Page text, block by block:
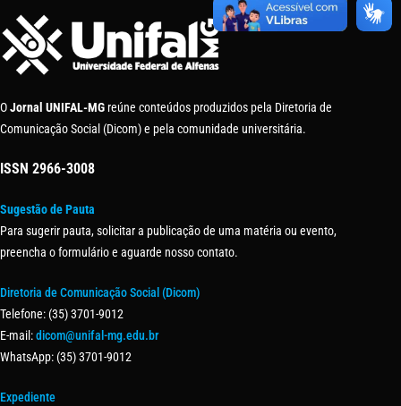
OJornal UNIFAL-MG reúne conteúdos produzidos pela Diretoria de
Comunicação Social (Dicom) e pela comunidade universitária.
ISSN 2966-3008
Sugestão de Pauta
Para sugerir pauta, solicitar a publicação de uma matéria ou evento,
preencha o formulário e aguarde nosso contato.
Diretoria de Comunicação Social (Dicom)
Telefone: (35) 3701-9012
E-mail:dicom@unifal-mg.edu.br
WhatsApp: (35) 3701-9012
Expediente